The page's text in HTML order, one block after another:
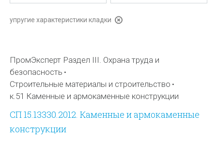
упругие характеристики кладки
ПромЭксперт Раздел III. Охрана труда и
безопасность
Строительные материалы и строительство
к.51 Каменные и армокаменные конструкции
СП 15.13330.2012. Каменные и армокаменные
конструкции